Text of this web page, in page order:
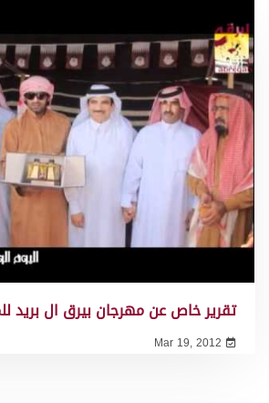
تقرير خاص عن مهرجان بيرق ال بريد للمفاريد
Mar 19, 2012